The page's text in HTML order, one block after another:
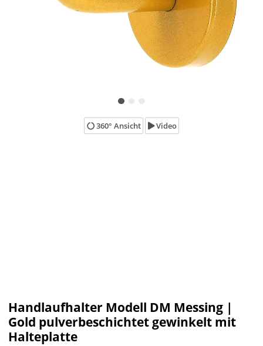
360° Ansicht Video
Handlaufhalter Modell DM Messing |
Gold pulverbeschichtet gewinkelt mit
Halteplatte